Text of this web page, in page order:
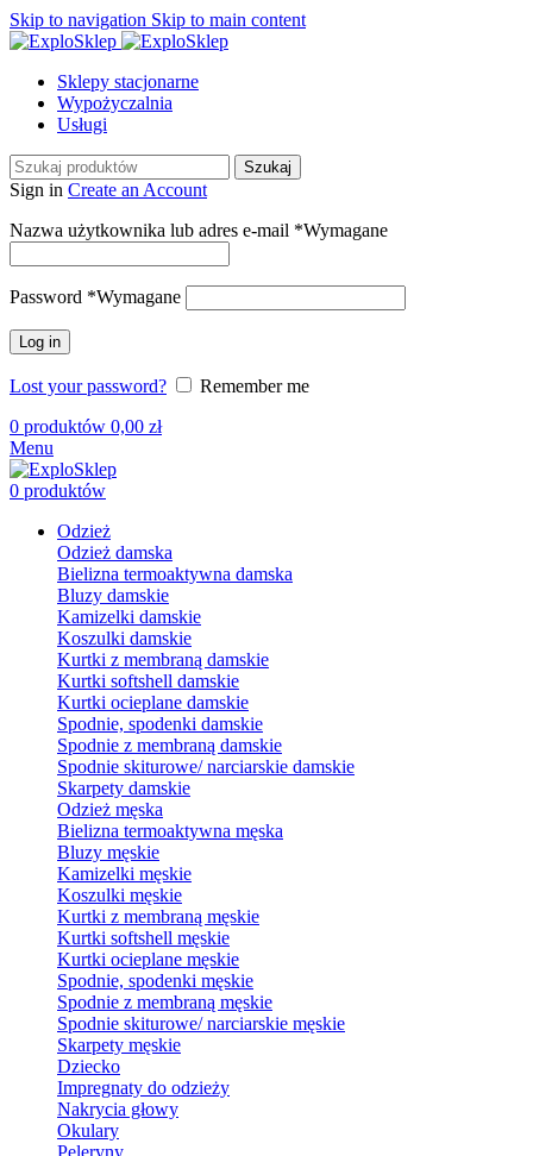
Skip to navigation Skip to main content
Sklepy stacjonarne
Wypożyczalnia
Usługi
Szukaj
Sign in Create an Account
Nazwa użytkownika lub adres e-mail *Wymagane
Password *Wymagane
Log in
Lost your password?
Remember me
0 produktów 0,00 zł
Menu
0 produktów
Odzież
Odzież damska
Bielizna termoaktywna damska
Bluzy damskie
Kamizelki damskie
Koszulki damskie
Kurtki z membraną damskie
Kurtki softshell damskie
Kurtki ocieplane damskie
Spodnie, spodenki damskie
Spodnie z membraną damskie
Spodnie skiturowe/ narciarskie damskie
Skarpety damskie
Odzież męska
Bielizna termoaktywna męska
Bluzy męskie
Kamizelki męskie
Koszulki męskie
Kurtki z membraną męskie
Kurtki softshell męskie
Kurtki ocieplane męskie
Spodnie, spodenki męskie
Spodnie z membraną męskie
Spodnie skiturowe/ narciarskie męskie
Skarpety męskie
Dziecko
Impregnaty do odzieży
Nakrycia głowy
Okulary
Peleryny